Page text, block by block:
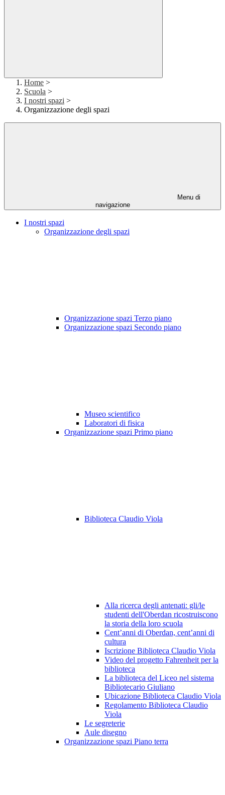
Home >
Scuola >
I nostri spazi >
Organizzazione degli spazi
Menu di
navigazione
I nostri spazi
Organizzazione degli spazi
Organizzazione spazi Terzo piano
Organizzazione spazi Secondo piano
Museo scientifico
Laboratori di fisica
Organizzazione spazi Primo piano
Biblioteca Claudio Viola
Alla ricerca degli antenati: gli/le
studenti dell'Oberdan ricostruiscono
la storia della loro scuola
Cent’anni di Oberdan, cent’anni di
cultura
Iscrizione Biblioteca Claudio Viola
Video del progetto Fahrenheit per la
biblioteca
La biblioteca del Liceo nel sistema
Bibliotecario Giuliano
Ubicazione Biblioteca Claudio Viola
Regolamento Biblioteca Claudio
Viola
Le segreterie
Aule disegno
Organizzazione spazi Piano terra